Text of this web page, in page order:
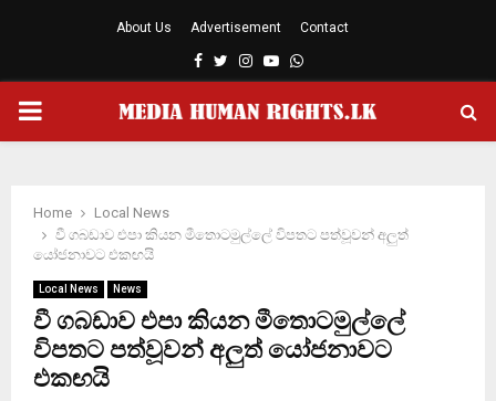
About Us Advertisement Contact
Facebook
TwitterInstagram
YoutubeWhatsapp
PRIMARY
Home
Local News
වී ගබඩාව එපා කියන මීතොටමුල්ලේ විපතට පත්වූවන් අලුත්
යෝජනාවට එකඟයි
Local News News
වී ගබඩාව එපා කියන මීතොටමුල්ලේ
විපතට පත්වූවන් අලුත් යෝජනාවට
එකඟයි